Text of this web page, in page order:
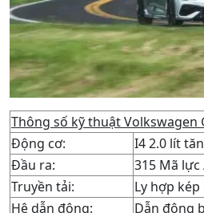
Thông số kỹ thuật Volkswagen
Động cơ:
I4 2.0 lít
Đầu ra:
315 Mã lực
Truyền tải:
Ly hợp
Hệ dẫn động:
Dẫn động